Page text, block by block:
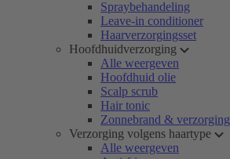
Spraybehandeling
Leave-in conditioner
Haarverzorgingsset
Hoofdhuidverzorging
Alle weergeven
Hoofdhuid olie
Scalp scrub
Hair tonic
Zonnebrand & verzorging
Verzorging volgens haartype
Alle weergeven